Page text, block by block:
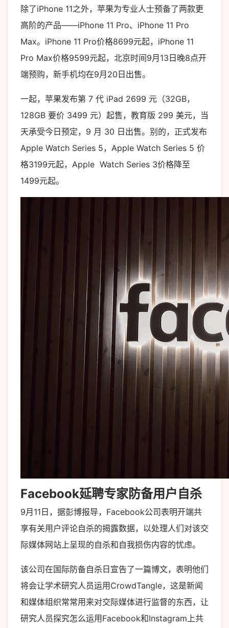
除了iPhone 11之外，苹果为专业人士预备了两款更
高阶的产品——iPhone 11 Pro、iPhone 11 Pro
Max。iPhone 11 Pro价格8699元起，iPhone 11
Pro Max价格9599元起，北京时间9月13日晚8点开
端预购，新手机均在9月20日出售。
一起，苹果发布第 7 代 iPad 2699 元（32GB，
128GB 要价 3499 元）起售，教育版 299 美元，当
天承受今日预定，9 月 30 日出售。别的，正式发布
Apple Watch Series 5，Apple Watch Series 5 价
格3199元起，Apple Watch Series 3价格降至
1499元起。
Facebook延聘专家防备用户自杀
9月11日，据彭博报导， Facebook公司表明开端共
享有关用户评论自杀的揭露数据，以处理人们对该交
际媒体网站上呈现的自杀和自我损伤内容的忧虑。
该公司在国际防备自杀日宣告了一篇博文，表明他们
将会让学术研究人员运用CrowdTangle，这是新闻
和媒体组织常常用来对交际媒体进行监督的东西，让
研究人员探究怎么运用Facebook和Instagram上共